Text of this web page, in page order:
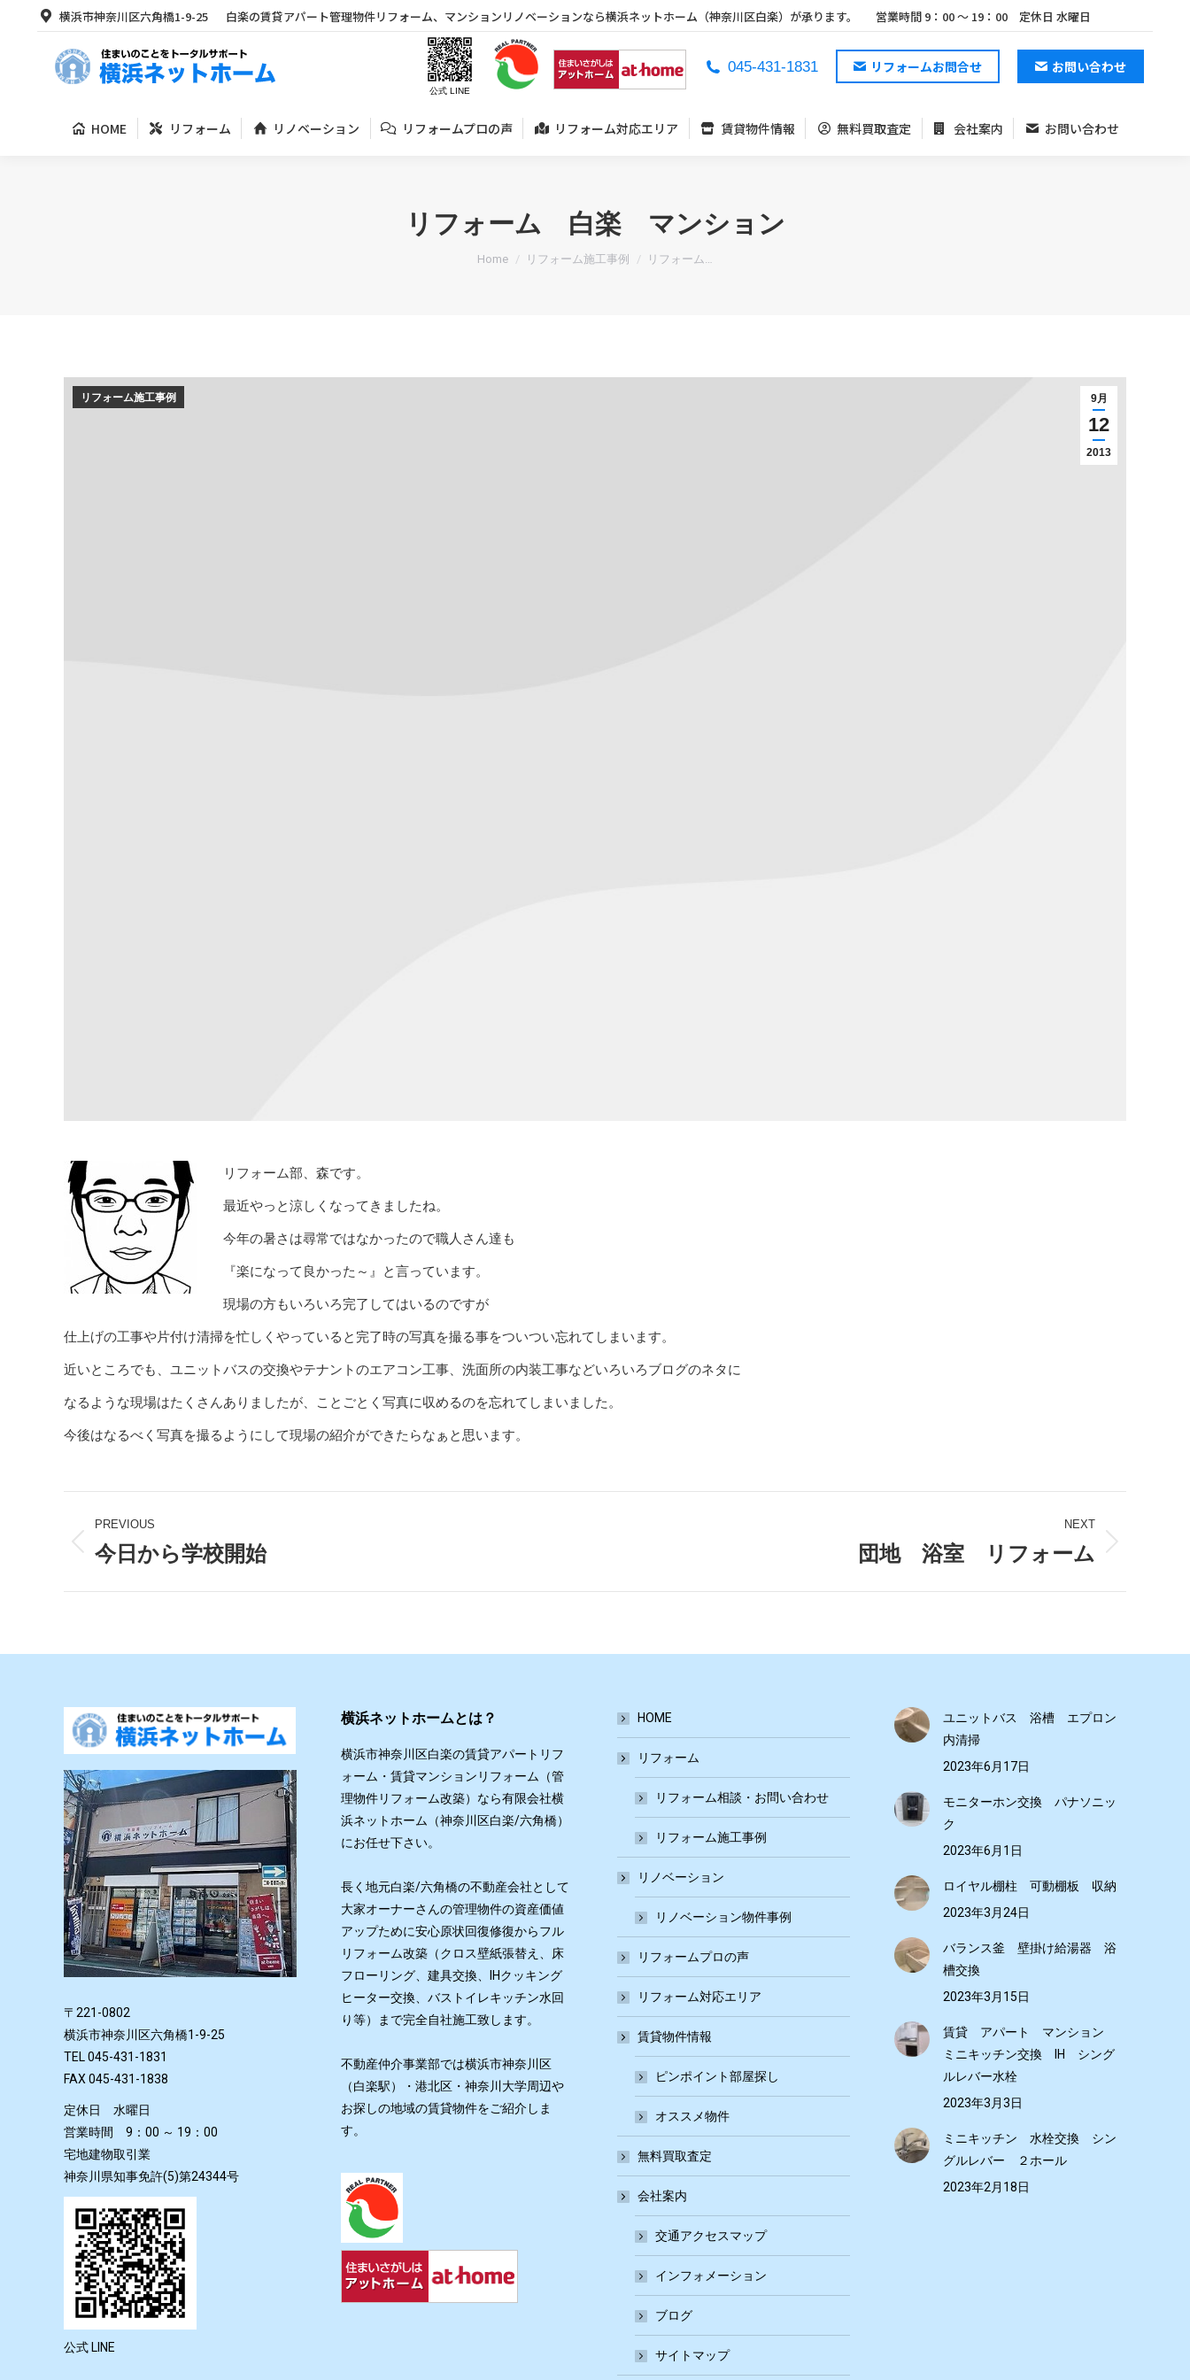
横浜市神奈川区六角橋1-9-25 白楽の賃貸アパート管理物件リフォーム、マンションリノベーションなら横浜ネットホーム（神奈川区白楽）が承ります。 営業時間 9：00 ～ 19：00 定休日 水曜日
公式 LINE
045-431-1831 リフォームお問合せ お問い合わせ
HOME リフォーム リノベーション リフォームプロの声 リフォーム対応エリア 賃貸物件情報 無料買取査定 会社案内 お問い合わせ
リフォーム 白楽 マンション
You are here:
Home リフォーム施工事例 リフォーム…
9月
12
2013
リフォーム施工事例
リフォーム部、森です。
最近やっと涼しくなってきましたね。
今年の暑さは尋常ではなかったので職人さん達も
『楽になって良かった～』と言っています。
現場の方もいろいろ完了してはいるのですが
仕上げの工事や片付け清掃を忙しくやっていると完了時の写真を撮る事をついつい忘れてしまいます。
近いところでも、ユニットバスの交換やテナントのエアコン工事、洗面所の内装工事などいろいろブログのネタに
なるような現場はたくさんありましたが、ことごとく写真に収めるのを忘れてしまいました。
今後はなるべく写真を撮るようにして現場の紹介ができたらなぁと思います。
navigation
PREVIOUS
Previous
今日から学校開始
NEXT
団地 浴室 リフォーム
〒221-0802
横浜市神奈川区六角橋1-9-25
TEL 045-431-1831
FAX 045-431-1838
定休日 水曜日
営業時間 9：00 ～ 19：00
宅地建物取引業
神奈川県知事免許(5)第24344号
公式 LINE
横浜ネットホームとは？
横浜市神奈川区白楽の賃貸アパートリフ
ォーム・賃貸マンションリフォーム（管
理物件リフォーム改築）なら有限会社横
浜ネットホーム（神奈川区白楽/六角橋）
にお任せ下さい。
長く地元白楽/六角橋の不動産会社として
大家オーナーさんの管理物件の資産価値
アップために安心原状回復修復からフル
リフォーム改築（クロス壁紙張替え、床
フローリング、建具交換、IHクッキング
ヒーター交換、バストイレキッチン水回
り等）まで完全自社施工致します。
不動産仲介事業部では横浜市神奈川区
（白楽駅）・港北区・神奈川大学周辺や
お探しの地域の賃貸物件をご紹介しま
す。
HOME
リフォーム
リフォーム相談・お問い合わせ
リフォーム施工事例
リノベーション
リノベーション物件事例
リフォームプロの声
リフォーム対応エリア
賃貸物件情報
ピンポイント部屋探し
オススメ物件
無料買取査定
会社案内
交通アクセスマップ
インフォメーション
ブログ
サイトマップ
ユニットバス 浴槽 エプロン
内清掃
2023年6月17日
モニターホン交換 パナソニッ
ク
2023年6月1日
ロイヤル棚柱 可動棚板 収納
2023年3月24日
バランス釜 壁掛け給湯器 浴
槽交換
2023年3月15日
賃貸 アパート マンション
ミニキッチン交換 IH シング
ルレバー水栓
2023年3月3日
ミニキッチン 水栓交換 シン
グルレバー ２ホール
2023年2月18日
HOME リフォーム リノベーション リフォームプロの声 リフォーム対応エリア 賃貸物件情報 無料買取査定 会社案内 お問い合わせ